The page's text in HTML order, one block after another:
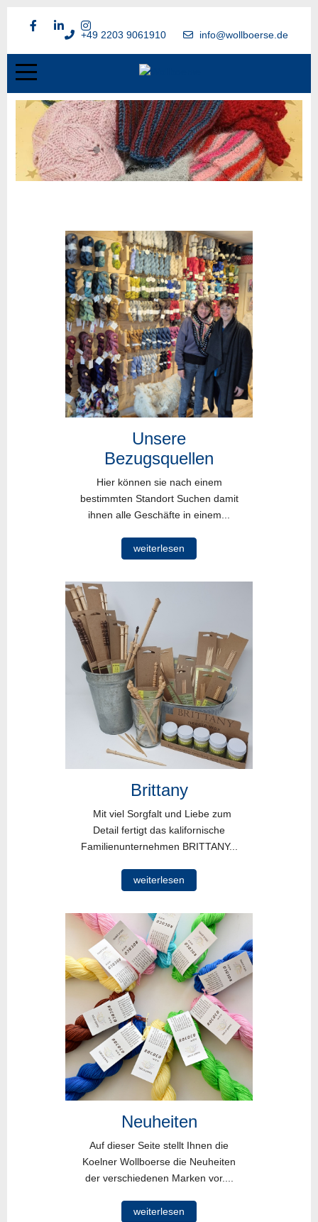
+49 2203 9061910 info@wollboerse.de
Unsere
Bezugsquellen
Hier können sie nach einem
bestimmten Standort Suchen damit
ihnen alle Geschäfte in einem...
weiterlesen
Brittany
Mit viel Sorgfalt und Liebe zum
Detail fertigt das kalifornische
Familienunternehmen BRITTANY...
weiterlesen
Neuheiten
Auf dieser Seite stellt Ihnen die
Koelner Wollboerse die Neuheiten
der verschiedenen Marken vor....
weiterlesen